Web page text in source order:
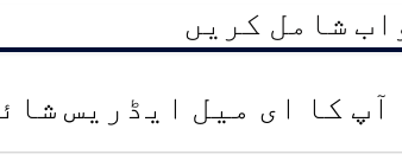
شامل کریں
آپ کا ای میل ایڈریس